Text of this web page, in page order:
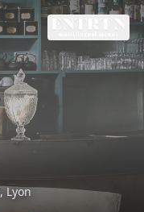
,Lyon